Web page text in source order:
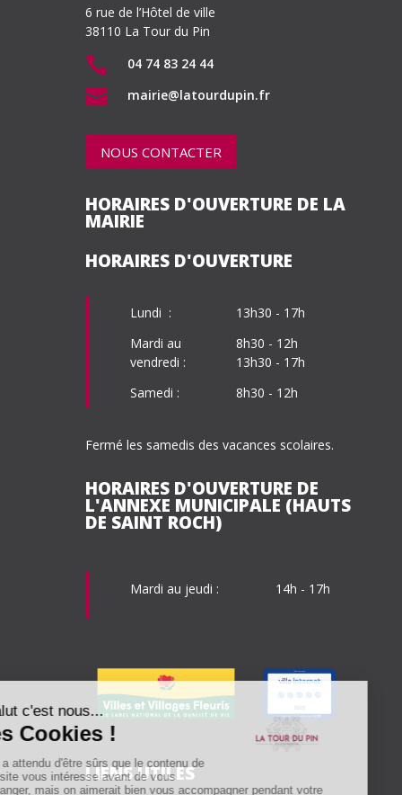
6 rue de l’Hôtel de ville
38110 La Tour du Pin
 04 74 83 24 44
 mairie@latourdupin.fr
NOUS CONTACTER
HORAIRES D'OUVERTURE DE LA
MAIRIE
HORAIRES D'OUVERTURE
Lundi :
13h30 - 17h
Mardi au
vendredi :
8h30 - 12h
13h30 - 17h
Samedi :
8h30 - 12h
Fermé les samedis des vacances scolaires.
HORAIRES D'OUVERTURE DE
L'ANNEXE MUNICIPALE (HAUTS
DE SAINT ROCH)
Mardi au jeudi : 14h - 17h
LIENS UTILES